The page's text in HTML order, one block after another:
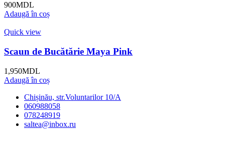
900MDL
Adaugă în coș
Quick view
Scaun de Bucătărie Maya Pink
1,950MDL
Adaugă în coș
Chișinău, str.Voluntarilor 10/A
060988058
078248919
saltea@inbox.ru